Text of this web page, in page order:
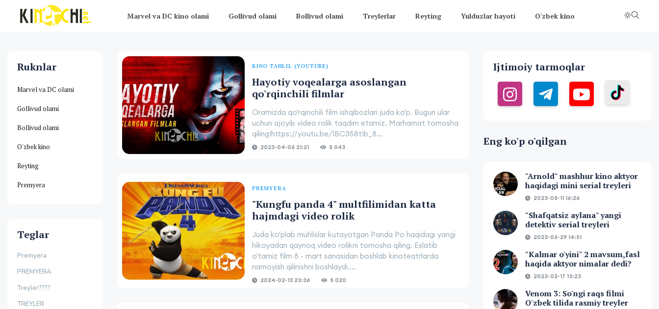
Marvel va DC kino olami Gollivud olami Bollivud olami Treylerlar Reyting Yulduzlar hayoti O'zbek kino
Ruknlar
Marvel va DC olami
Gollivud olami
Bollivud olami
O'zbek kino
Reyting
Premyera
Teglar
Premyera
PREMYERA
Treyler????
TREYLER
KINO TAHLIL (YOUTUBE)
Hayotiy voqealarga asoslangan
qo'rqinchili filmlar
Oramizda qo'rqinchili film ishqibozlari juda ko'p. Bugun ular
uchun ajoyib video rolik taqdim etamiz. Marhamat tomosha
qiling!https://youtu.be/1BC358tIb_8...
2023-04-06 21:21 5 043
PREMYERA
"Kungfu panda 4" multfilimidan katta
hajmdagi video rolik
Juda ko'plab muhlislar kutayotgan Panda Po haqidagi yangi
hikoyadan qaynoq video rolikni tomosha qiling. Eslatib
o'tamiz film 8 - mart sanasidan boshlab kinoteatrlarda
namoyish qilinishni boshlaydi....
2024-02-13 23:36 5 020
Ijtimoiy tarmoqlar
Eng ko'p o'qilgan
"Arnold" mashhur kino aktyor
haqidagi mini serial treyleri
2023-05-11 16:26
"Shafqatsiz aylana" yangi
detektiv serial treyleri
2023-06-29 14:51
"Kalmar o'yini" 2 mavsum,fasl
haqida aktyor nimalar dedi?
2023-02-17 13:23
Venom 3: So'ngi raqs filmi
O'zbek tilida rasmiy treyler